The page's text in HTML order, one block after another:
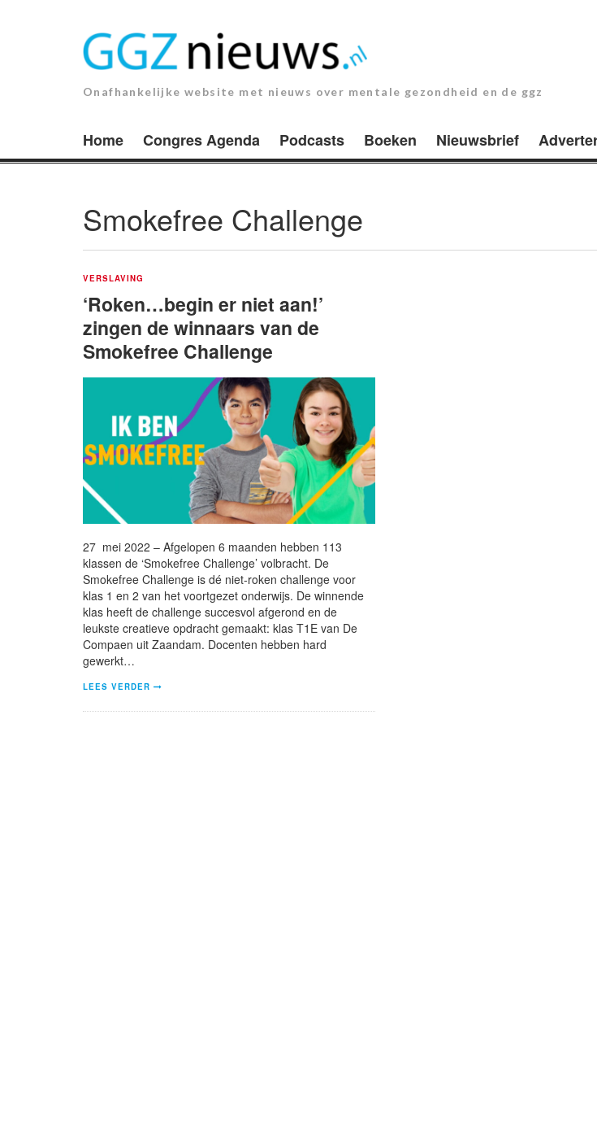
Onafhankelijke website met nieuws over mentale gezondheid en de ggz
Home Congres Agenda Podcasts Boeken Nieuwsbrief
Smokefree Challenge
VERSLAVING
‘Roken…begin er niet aan!’
zingen de winnaars van de
Smokefree Challenge
27 mei 2022 – Afgelopen 6 maanden hebben 113
klassen de ‘Smokefree Challenge’ volbracht. De
Smokefree Challenge is dé niet-roken challenge voor
klas 1 en 2 van het voortgezet onderwijs. De winnende
klas heeft de challenge succesvol afgerond en de
leukste creatieve opdracht gemaakt: klas T1E van De
Compaen uit Zaandam. Docenten hebben hard
gewerkt…
LEES VERDER